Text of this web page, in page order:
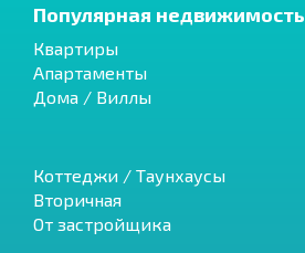
Популярная недвижимость
Квартиры
Апартаменты
Дома / Виллы
Коттеджи / Таунхаусы
Вторичная
От застройщика